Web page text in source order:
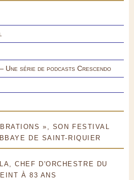
série de podcasts Crescendo
», SON FESTIVAL
DE SAINT-RIQUIER
CHEF D'ORCHESTRE DU
À 83 ANS